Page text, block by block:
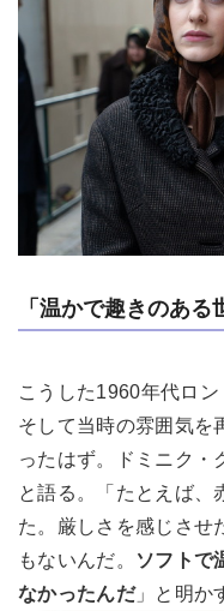
「温かで趣きのある
こうした1960年代ロン
そして当時の雰囲気を
ったはず。ドミニク・
と語る。「たとえば、
た。厳しさを感じさせ
もないんだ。
ソフトで
なかったんだ」と明か